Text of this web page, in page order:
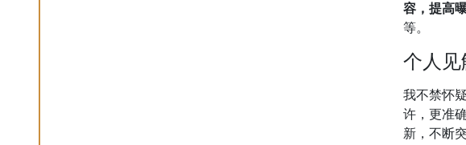
容，提高
等。
个人见
我不禁怀
许，更准
新，不断